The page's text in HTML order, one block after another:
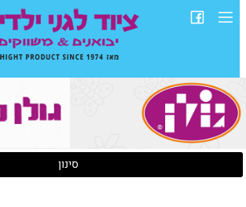
סינון